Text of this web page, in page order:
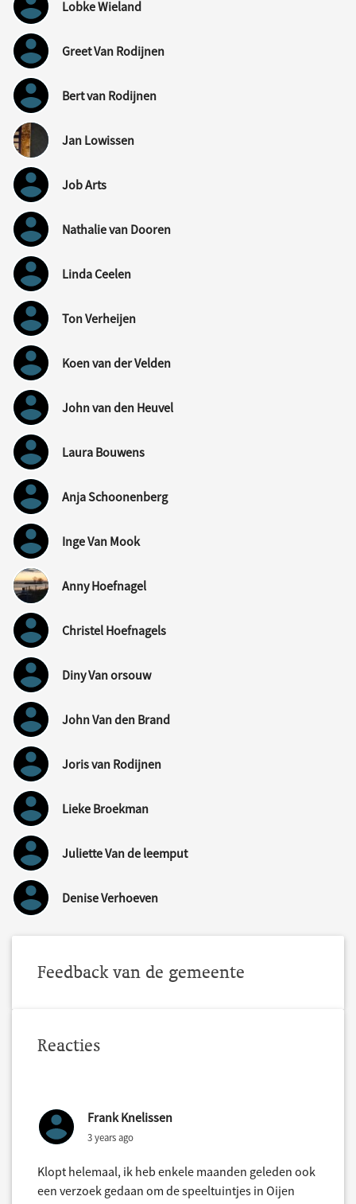
Lobke Wieland
Greet Van Rodijnen
Bert van Rodijnen
Jan Lowissen
Job Arts
Nathalie van Dooren
Linda Ceelen
Ton Verheijen
Koen van der Velden
John van den Heuvel
Laura Bouwens
Anja Schoonenberg
Inge Van Mook
Anny Hoefnagel
Christel Hoefnagels
Diny Van orsouw
John Van den Brand
Joris van Rodijnen
Lieke Broekman
Juliette Van de leemput
Denise Verhoeven
Feedback van de gemeente
Reacties
Frank Knelissen
3 years ago
Klopt helemaal, ik heb enkele maanden geleden ook
een verzoek gedaan om de speeltuintjes in Oijen